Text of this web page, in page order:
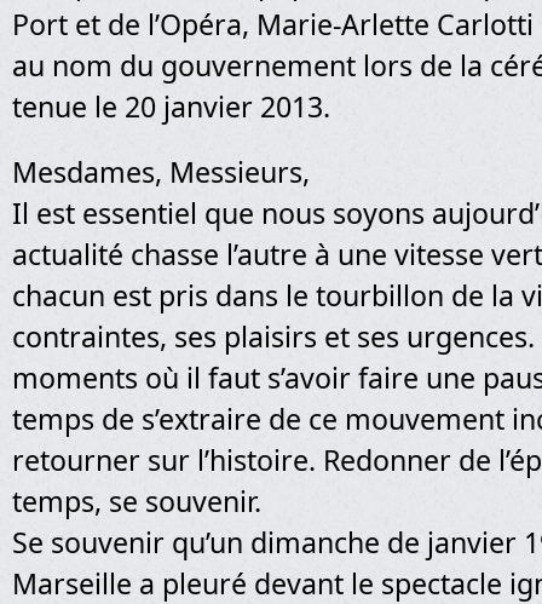
Port et de l’Opéra, Marie-Arlette Carlotti
au nom du gouvernement lors de la
tenue le 20 janvier 2013.
Mesdames, Messieurs,
Il est essentiel que nous soyons
actualité chasse l’autre à une vitesse
chacun est pris dans le tourbillon de la
contraintes, ses plaisirs et ses
moments où il faut s’avoir faire une
temps de s’extraire de ce mouvement
retourner sur l’histoire. Redonner de
temps, se souvenir.
Se souvenir qu’un dimanche de janvier
Marseille a pleuré devant le spectacle